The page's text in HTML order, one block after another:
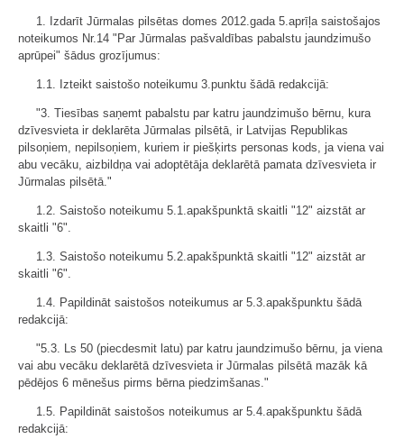
1. Izdarīt Jūrmalas pilsētas domes 2012.gada 5.aprīļa saistošajos
noteikumos Nr.14 "Par Jūrmalas pašvaldības pabalstu jaundzimušo
aprūpei" šādus grozījumus:
1.1. Izteikt saistošo noteikumu 3.punktu šādā redakcijā:
"3. Tiesības saņemt pabalstu par katru jaundzimušo bērnu, kura
dzīvesvieta ir deklarēta Jūrmalas pilsētā, ir Latvijas Republikas
pilsoņiem, nepilsoņiem, kuriem ir piešķirts personas kods, ja viena vai
abu vecāku, aizbildņa vai adoptētāja deklarētā pamata dzīvesvieta ir
Jūrmalas pilsētā."
1.2. Saistošo noteikumu 5.1.apakšpunktā skaitli "12" aizstāt ar
skaitli "6".
1.3. Saistošo noteikumu 5.2.apakšpunktā skaitli "12" aizstāt ar
skaitli "6".
1.4. Papildināt saistošos noteikumus ar 5.3.apakšpunktu šādā
redakcijā:
"5.3. Ls 50 (piecdesmit latu) par katru jaundzimušo bērnu, ja viena
vai abu vecāku deklarētā dzīvesvieta ir Jūrmalas pilsētā mazāk kā
pēdējos 6 mēnešus pirms bērna piedzimšanas."
1.5. Papildināt saistošos noteikumus ar 5.4.apakšpunktu šādā
redakcijā: